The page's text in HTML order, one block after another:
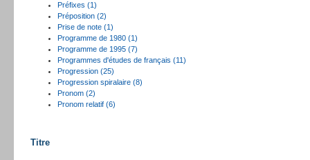
Préfixes (1)
Préposition (2)
Prise de note (1)
Programme de 1980 (1)
Programme de 1995 (7)
Programmes d'études de français (11)
Progression (25)
Progression spiralaire (8)
Pronom (2)
Pronom relatif (6)
Titre